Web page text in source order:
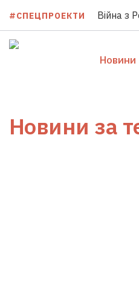
#СПЕЦПРОЕКТИ Війна з
Новини
Новини за